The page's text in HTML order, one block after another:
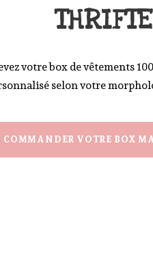
votre box de vêtements
selon votre
COMMANDER VOTRE BOX